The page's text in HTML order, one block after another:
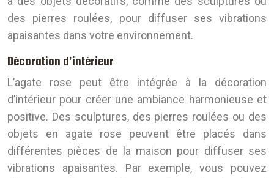
des pierres roulées, pour diffuser ses vibrations
apaisantes dans votre environnement.
Décoration d’intérieur
L’agate rose peut être intégrée à la décoration
d’intérieur pour créer une ambiance harmonieuse et
positive. Des sculptures, des pierres roulées ou des
objets en agate rose peuvent être placés dans
différentes pièces de la maison pour diffuser ses
vibrations apaisantes. Par exemple, vous pouvez